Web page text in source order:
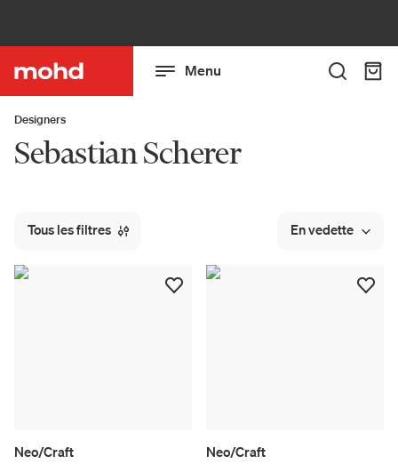
Menu
Designers
Sebastian Scherer
Tous les filtres En vedette
Neo/Craft
Neo/Craft